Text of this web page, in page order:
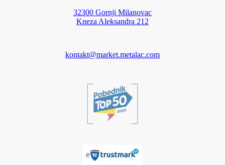
32300 Gornji Milanovac
Kneza Aleksandra 212
kontakt@market.metalac.com